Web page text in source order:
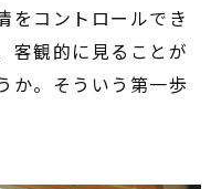
をコントロールでき
客観的に見ることが
か。そういう第一歩